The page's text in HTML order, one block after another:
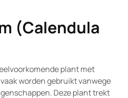
(Calendula
plant met
worden gebruikt vanwege
Deze plant trekt